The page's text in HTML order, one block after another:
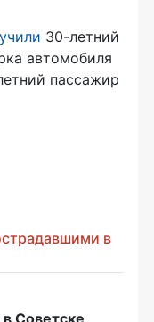
30-летний
автомобиля
пассажир
в